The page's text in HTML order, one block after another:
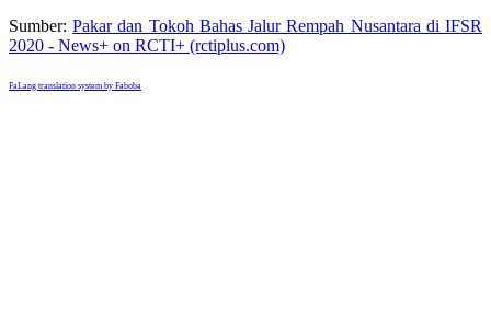
Sumber:Pakar dan Tokoh Bahas Jalur Rempah Nusantara di IFSR
2020 - News+ on RCTI+ (rctiplus.com)
FaLang translation system by Faboba